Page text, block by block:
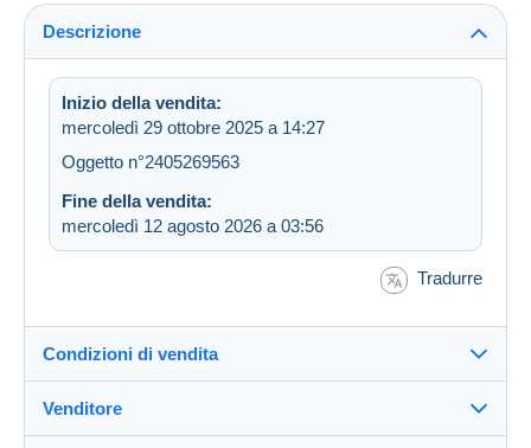
Descrizione
Inizio della vendita:
mercoledì 29 ottobre 2025 a 14:27
Oggetto n°2405269563
Fine della vendita:
mercoledì 12 agosto 2026 a 03:56
Tradurre
Condizioni di vendita
Destinazione:
Venditore